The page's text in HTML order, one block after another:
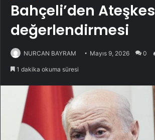
Bahçeli’den Ateşkes
değerlendirmesi
NURCAN BAYRAM Mayıs 9, 2026 0
1 dakika okuma süresi